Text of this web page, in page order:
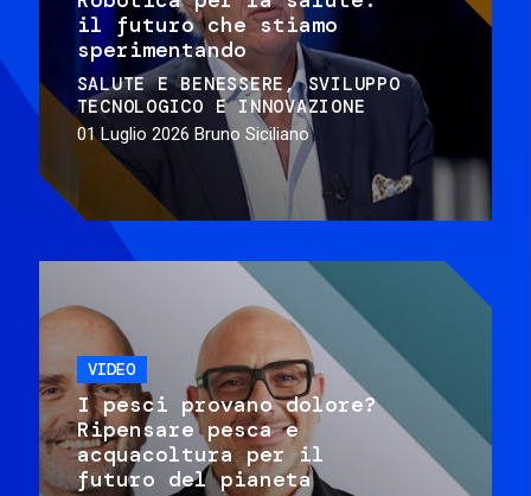
il futuro che stiamo
sperimentando
SALUTE E BENESSERE
SVILUPPO
TECNOLOGICO E INNOVAZIONE
01 Luglio 2026 Bruno Siciliano
VIDEO
I pesci provano dolore?
Ripensare pesca e
acquacoltura per il
futuro del pianeta